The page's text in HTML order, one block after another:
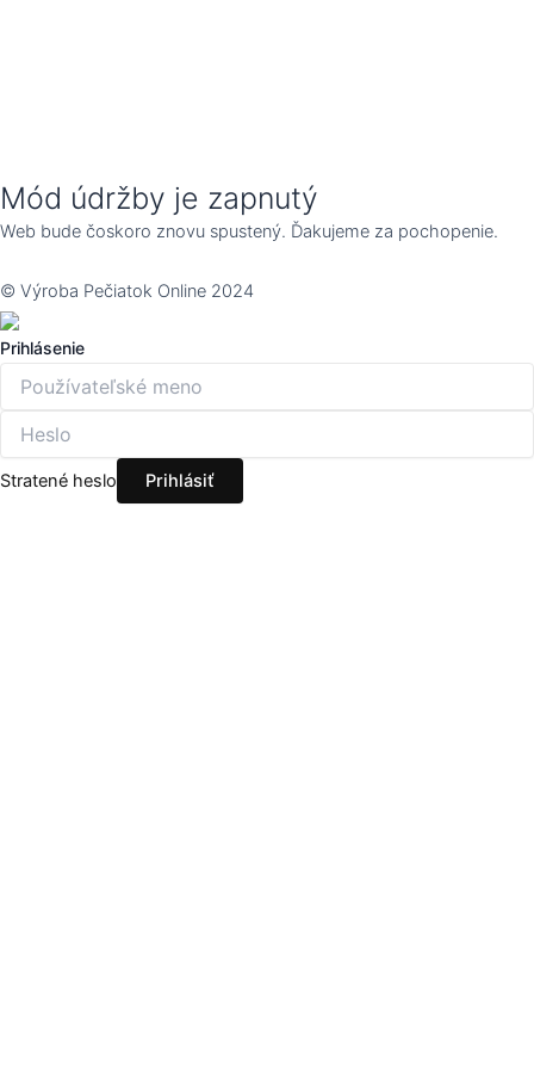
Mód údržby je zapnutý
Web bude čoskoro znovu spustený. Ďakujeme za pochopenie.
© Výroba Pečiatok Online 2024
Prihlásenie
Stratené heslo